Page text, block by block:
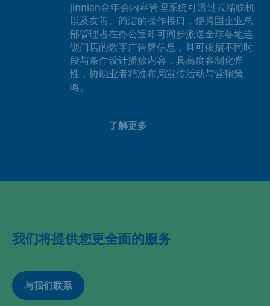
jinnian金年会内容管理系统可透过云端联机
以及友善、简洁的操作接口，使跨国企业总
部管理者在办公室即可同步派送全球各地连
锁门店的数字广告牌信息，且可依据不同时
段与条件设计播放内容，具高度客制化弹
性，协助业者精准布局宣传活动与营销策
略。
了解更多
我们将提供您更全面的服务
与我们联系